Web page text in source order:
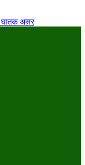
घातक असर